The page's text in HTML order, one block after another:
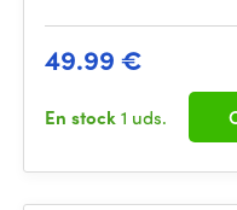
49.99 €
En stock1 uds.